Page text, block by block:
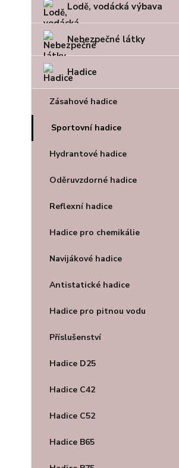
Lodě, vodácká výbava
Nebezpečné látky
Hadice
Zásahové hadice
Sportovní hadice
Hydrantové hadice
Oděruvzdorné hadice
Reflexní hadice
Hadice pro chemikálie
Navijákové hadice
Antistatické hadice
Hadice pro pitnou vodu
Příslušenství
Hadice D25
Hadice C42
Hadice C52
Hadice B65